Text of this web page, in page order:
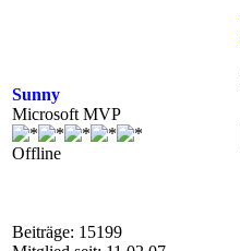
Sunny
Microsoft MVP
Offline
Beiträge: 15199